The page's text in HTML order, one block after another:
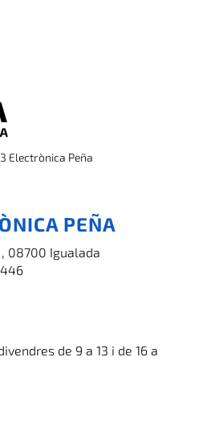
Electrònica Peña
PEÑA
, 08700 Igualada
de 9 a 13 i de 16 a